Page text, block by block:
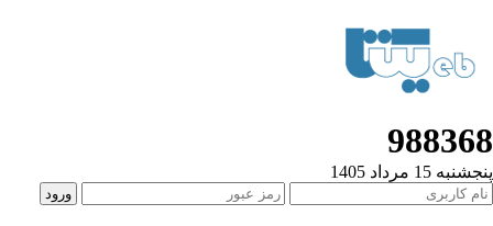
15 مرداد 1405